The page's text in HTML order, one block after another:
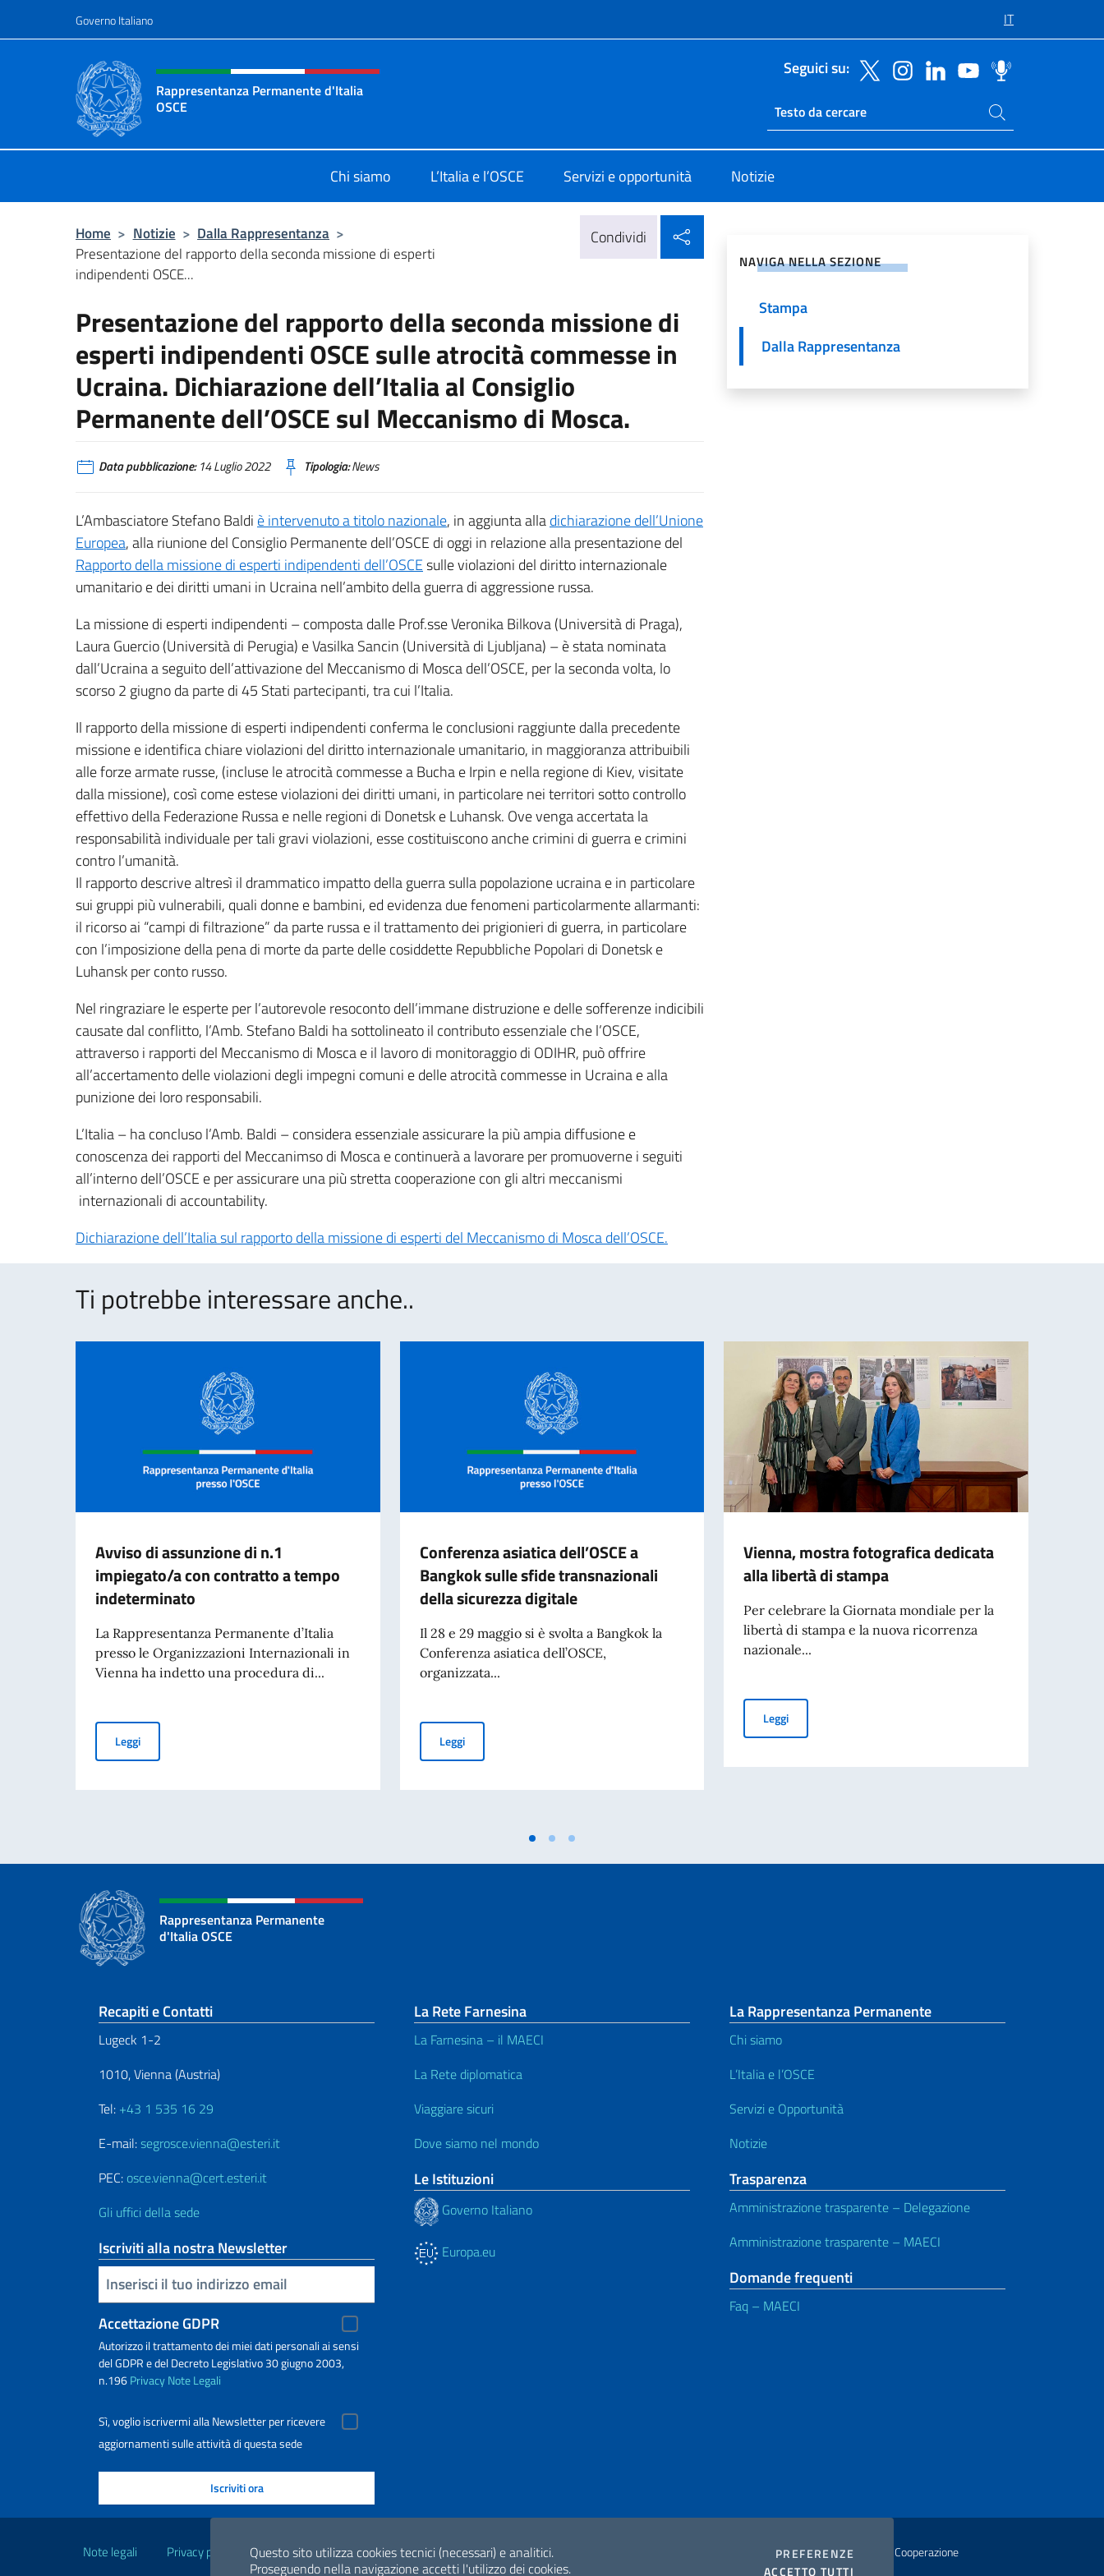
Questo sito utilizza cookies tecnici (necessari) e analitici.
Proseguendo nella navigazione accetti l'utilizzo dei cookies.
PREFERENZE COOKIES
ACCETTO TUTTI
Governo Italiano IT
Intestazione sito, social e menù
Rappresentanza Permanente d'Italia
OSCE
Seguici su:
Ricerca sito live
Cerca nel sito
Chi siamo L’Italia e l’OSCE Servizi e opportunità Notizie
Home > Notizie > Dalla Rappresentanza >
Presentazione del rapporto della seconda missione di esperti
indipendenti OSCE...
Condividi
Presentazione del rapporto della seconda missione di
esperti indipendenti OSCE sulle atrocità commesse in
Ucraina. Dichiarazione dell’Italia al Consiglio
Permanente dell’OSCE sul Meccanismo di Mosca.
Data pubblicazione:14 Luglio 2022 Tipologia:News
L’Ambasciatore Stefano Baldi è intervenuto a titolo nazionale, in aggiunta alladichiarazione dell’Unione
Europea, alla riunione del Consiglio Permanente dell’OSCE di oggi in relazione alla presentazione del
Rapporto della missione di esperti indipendenti dell’OSCEsulle violazioni del diritto internazionale
umanitario e dei diritti umani in Ucraina nell’ambito della guerra di aggressione russa.
La missione di esperti indipendenti – composta dalle Prof.sse Veronika Bilkova (Università di Praga),
Laura Guercio (Università di Perugia) e Vasilka Sancin (Università di Ljubljana) – è stata nominata
dall’Ucraina a seguito dell’attivazione del Meccanismo di Mosca dell’OSCE, per la seconda volta, lo
scorso 2 giugno da parte di 45 Stati partecipanti, tra cui l’Italia.
Il rapporto della missione di esperti indipendenti conferma le conclusioni raggiunte dalla precedente
missione e identifica chiare violazioni del diritto internazionale umanitario, in maggioranza attribuibili
alle forze armate russe, (incluse le atrocità commesse a Bucha e Irpin e nella regione di Kiev, visitate
dalla missione), così come estese violazioni dei diritti umani, in particolare nei territori sotto controllo
effettivo della Federazione Russa e nelle regioni di Donetsk e Luhansk. Ove venga accertata la
responsabilità individuale per tali gravi violazioni, esse costituiscono anche crimini di guerra e crimini
contro l’umanità.
Il rapporto descrive altresì il drammatico impatto della guerra sulla popolazione ucraina e in particolare
sui gruppi più vulnerabili, quali donne e bambini, ed evidenza due fenomeni particolarmente allarmanti:
il ricorso ai “campi di filtrazione” da parte russa e il trattamento dei prigionieri di guerra, in particolare
con l’imposizione della pena di morte da parte delle cosiddette Repubbliche Popolari di Donetsk e
Luhansk per conto russo.
Nel ringraziare le esperte per l’autorevole resoconto dell’immane distruzione e delle sofferenze indicibili
causate dal conflitto, l’Amb. Stefano Baldi ha sottolineato il contributo essenziale che l’OSCE,
attraverso i rapporti del Meccanismo di Mosca e il lavoro di monitoraggio di ODIHR, può offrire
all’accertamento delle violazioni degli impegni comuni e delle atrocità commesse in Ucraina e alla
punizione dei loro responsabili.
L’Italia – ha concluso l’Amb. Baldi – considera essenziale assicurare la più ampia diffusione e
conoscenza dei rapporti del Meccanimso di Mosca e continuerà a lavorare per promuoverne i seguiti
all’interno dell’OSCE e per assicurare una più stretta cooperazione con gli altri meccanismi
internazionali di accountability.
Dichiarazione dell’Italia sul rapporto della missione di esperti del Meccanismo di Mosca dell’OSCE.
NAVIGA NELLA SEZIONE
Stampa
Dalla Rappresentanza
Ti potrebbe interessare anche..
Avviso di assunzione di n.1
impiegato/a con contratto a tempo
indeterminato
La Rappresentanza Permanente d’Italia
presso le Organizzazioni Internazionali in
Vienna ha indetto una procedura di...
LeggiAvviso di assunzione di n.1 impiegato/a con contratto a tempo indeterminato
Conferenza asiatica dell’OSCE a
Bangkok sulle sfide transnazionali
della sicurezza digitale
Il 28 e 29 maggio si è svolta a Bangkok la
Conferenza asiatica dell’OSCE,
organizzata...
LeggiConferenza asiatica dell’OSCE a Bangkok sulle sfide transnazionali della sicurezza digitale
Vienna, mostra fotografica dedicata
alla libertà di stampa
Per celebrare la Giornata mondiale per la
libertà di stampa e la nuova ricorrenza
nazionale...
LeggiVienna, mostra fotografica dedicata alla libertà di stampa
Rappresentanza Permanente
d'Italia OSCE
Sezione footer
Recapiti e Contatti
Lugeck 1-2
1010, Vienna (Austria)
Tel: +43 1 535 16 29
E-mail:segrosce.vienna@esteri.it
PEC: osce.vienna@cert.esteri.it
Gli uffici della sede
Iscriviti alla nostra Newsletter
Inserisci la tua email
Accettazione GDPR
Autorizzo il trattamento dei miei dati personali ai sensi
del GDPR e del Decreto Legislativo 30 giugno 2003,
n.196PrivacyNote Legali
Sì, voglio iscrivermi alla Newsletter per ricevere
aggiornamenti sulle attività di questa sede
La Rete Farnesina
La Farnesina – il MAECI
La Rete diplomatica
Viaggiare sicuri
Dove siamo nel mondo
Le Istituzioni
Governo Italiano
Europa.eu
La Rappresentanza Permanente
Chi siamo
L’Italia e l’OSCE
Servizi e Opportunità
Notizie
Trasparenza
Amministrazione trasparente – Delegazione
Amministrazione trasparente – MAECI
Domande frequenti
Faq – MAECI
Note legali Privacy policy Dichiarazione di Accessibilità
2026 Copyright Ministero degli Affari Esteri e della Cooperazione